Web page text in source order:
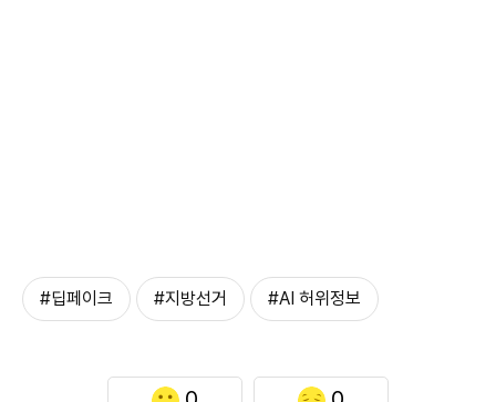
#딥페이크 #지방선거 #AI 허위정보